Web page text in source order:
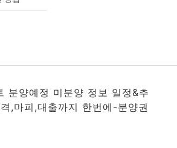
분양예정 미분양 정보 일정&추
,마피,대출까지 한번에-분양권
자